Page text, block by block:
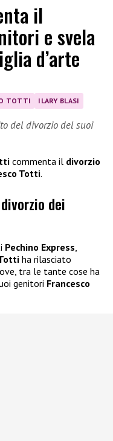
il
e svela
d’arte
TOTTI ILARY BLASI
del divorzio del suoi
commenta il divorzio
Totti.
dei
Pechino Express,
ha rilasciato
tra le tante cose ha
genitori Francesco